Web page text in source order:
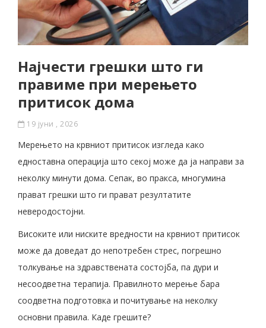
Најчести грешки што ги
правиме при мерењето
притисок дома
19 јуни , 2026
Мерењето на крвниот притисок изгледа како
едноставна операција што секој може да ја направи за
неколку минути дома. Сепак, во пракса, многумина
прават грешки што ги прават резултатите
неверодостојни.
Високите или ниските вредности на крвниот притисок
може да доведат до непотребен стрес, погрешно
толкување на здравствената состојба, па дури и
несоодветна терапија. Правилното мерење бара
соодветна подготовка и почитување на неколку
основни правила. Каде грешите?